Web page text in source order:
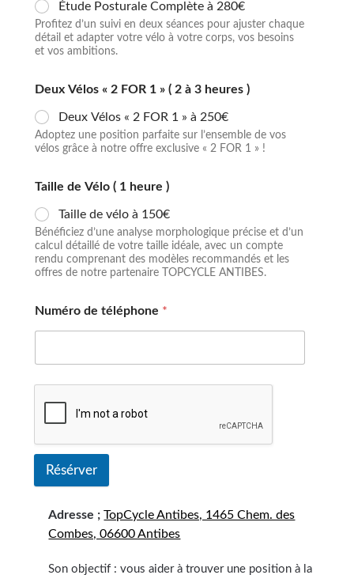
Étude Posturale Complète à 280€
Profitez d’un suivi en deux séances pour ajuster chaque
détail et adapter votre vélo à votre corps, vos besoins
et vos ambitions.
Deux Vélos « 2 FOR 1 » ( 2 à 3 heures )
Deux Vélos « 2 FOR 1 » à 250€
Adoptez une position parfaite sur l’ensemble de vos
vélos grâce à notre offre exclusive « 2 FOR 1 » !
Taille de Vélo ( 1 heure )
Taille de vélo à 150€
Bénéficiez d’une analyse morphologique précise et d’un
calcul détaillé de votre taille idéale, avec un compte
rendu comprenant des modèles recommandés et les
offres de notre partenaire TOPCYCLE ANTIBES.
Numéro de téléphone *
Résérver
Adresse ; TopCycle Antibes, 1465 Chem. des
Combes, 06600 Antibes
Son objectif : vous aider à trouver une position à la